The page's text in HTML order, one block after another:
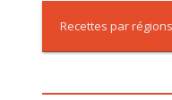
Recettes par